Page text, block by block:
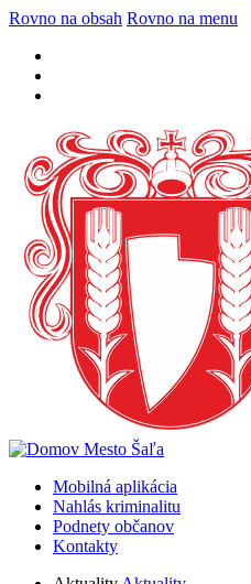
Rovno na obsah Rovno na menu
Mobilná aplikácia
Nahlás kriminalitu
Podnety občanov
Kontakty